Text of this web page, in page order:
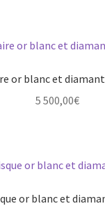
or blanc et diamant
5 500,00€
or blanc et